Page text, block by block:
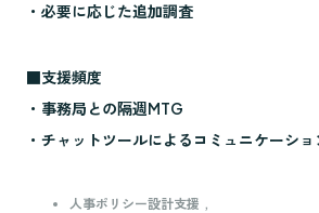
・必要に応じた追加調査
■支援頻度
・事務局との隔週MTG
・チャットツールによるコミュニケーショ
人事ポリシー設計支援